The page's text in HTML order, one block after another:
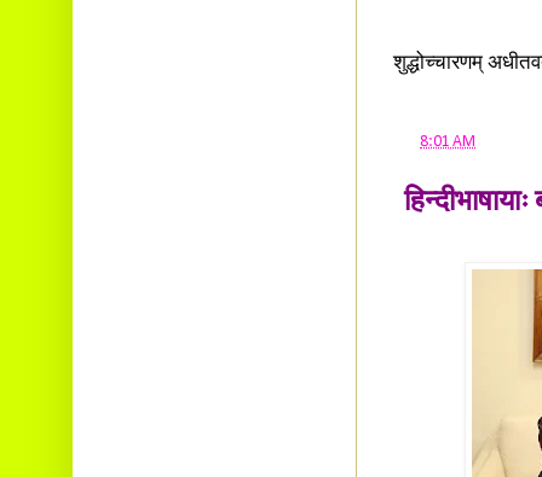
शुद्धोच्चारणम्
8:01 AM